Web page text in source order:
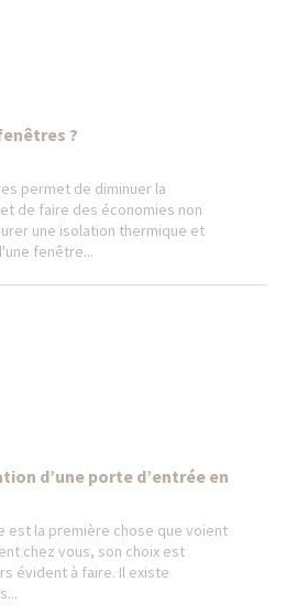
?
permet de diminuer la
de faire des économies non
une isolation thermique et
fenêtre...
d’une porte d’entrée en
est la première chose que voient
chez vous, son choix est
évident à faire. Il existe